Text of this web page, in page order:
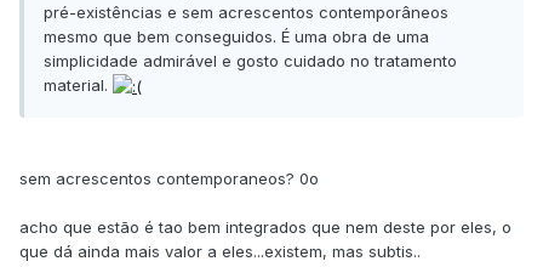
pré-existências e sem acrescentos contemporâneos
mesmo que bem conseguidos. É uma obra de uma
simplicidade admirável e gosto cuidado no tratamento
material.
sem acrescentos contemporaneos? 0o
acho que estão é tao bem integrados que nem deste por eles, o
que dá ainda mais valor a eles...existem, mas subtis..